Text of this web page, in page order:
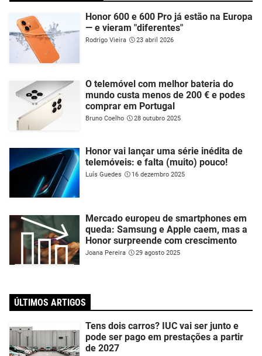
Honor 600 e 600 Pro já estão na Europa
— e vieram "diferentes"
Rodrigo Vieira 23 abril 2026
O telemóvel com melhor bateria do
mundo custa menos de 200 € e podes
comprar em Portugal
Bruno Coelho 28 outubro 2025
Honor vai lançar uma série inédita de
telemóveis: e falta (muito) pouco!
Luís Guedes 16 dezembro 2025
Mercado europeu de smartphones em
queda: Samsung e Apple caem, mas a
Honor surpreende com crescimento
Joana Pereira 29 agosto 2025
ÚLTIMOS ARTIGOS
Tens dois carros? IUC vai ser junto e
pode ser pago em prestações a partir
de 2027